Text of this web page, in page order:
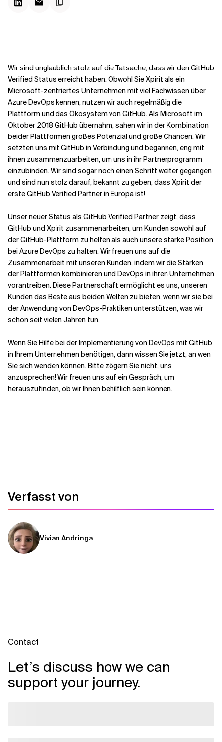
Verwandte Themen
Wir sind unglaublich stolz auf die Tatsache, dass wir den GitHub
Verified Status erreicht haben. Obwohl Sie Xpirit als ein
Microsoft-zentriertes Unternehmen mit viel Fachwissen über
Azure DevOps kennen, nutzen wir auch regelmäßig die
Plattform und das Ökosystem von GitHub. Als Microsoft im
Oktober 2018 GitHub übernahm, sahen wir in der Kombination
beider Plattformen großes Potenzial und große Chancen. Wir
setzten uns mit GitHub in Verbindung und begannen, eng mit
ihnen zusammenzuarbeiten, um uns in ihr Partnerprogramm
einzubinden. Wir sind sogar noch einen Schritt weiter gegangen
und sind nun stolz darauf, bekannt zu geben, dass Xpirit der
erste GitHub Verified Partner in Europa ist!
Unser neuer Status als GitHub Verified Partner zeigt, dass
GitHub und Xpirit zusammenarbeiten, um Kunden sowohl auf
der GitHub-Plattform zu helfen als auch unsere starke Position
bei Azure DevOps zu halten. Wir freuen uns auf die
Zusammenarbeit mit unseren Kunden, indem wir die Stärken
der Plattformen kombinieren und DevOps in ihren Unternehmen
vorantreiben. Diese Partnerschaft ermöglicht es uns, unseren
Kunden das Beste aus beiden Welten zu bieten, wenn wir sie bei
der Anwendung von DevOps-Praktiken unterstützen, was wir
schon seit vielen Jahren tun.
Wenn Sie Hilfe bei der Implementierung von DevOps mit GitHub
in Ihrem Unternehmen benötigen, dann wissen Sie jetzt, an wen
Sie sich wenden können. Bitte zögern Sie nicht, uns
anzusprechen! Wir freuen uns auf ein Gespräch, um
herauszufinden, ob wir Ihnen behilflich sein können.
Verfasst von
Vivian Andringa
Contact
Let’s discuss how we can
support your journey.